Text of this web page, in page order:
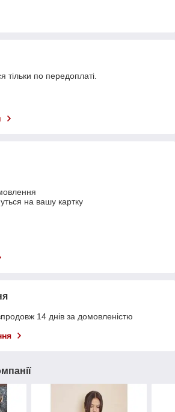
тільки по передоплаті.
на вашу картку
14 днів за домовленістю